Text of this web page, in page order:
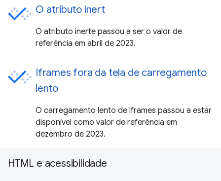
O atributo inert
O atributo inerte passou a ser o valor de
referência em abril de 2023.
Iframes fora da tela de carregamento
lento
O carregamento lento de iframes passou a estar
disponível como valor de referência em
dezembro de 2023.
HTML e acessibilidade